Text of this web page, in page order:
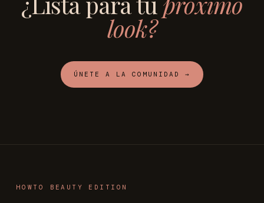
look?
ÚNETE A LA COMUNIDAD →
HOWTO BEAUTY EDITION